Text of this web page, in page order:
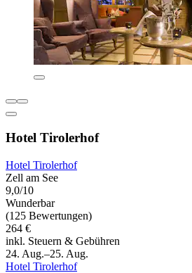
Hotel Tirolerhof
Hotel Tirolerhof
Zell am See
9,0/10
Wunderbar
(125 Bewertungen)
264 €
inkl. Steuern & Gebühren
24. Aug.–25. Aug.
Hotel Tirolerhof